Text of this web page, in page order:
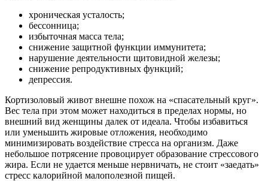
хроническая усталость;
бессонница;
избыточная масса тела;
снижение защитной функции иммунитета;
нарушение деятельности щитовидной железы;
снижение репродуктивных функций;
депрессия.
Кортизоловый живот внешне похож на «спасательный круг».
Вес тела при этом может находиться в пределах нормы, но
внешний вид женщины далек от идеала. Чтобы избавиться
или уменьшить жировые отложения, необходимо
минимизировать воздействие стресса на организм. Даже
небольшое потрясение провоцирует образование стрессового
жира. Если не удается меньше нервничать, не стоит «заедать»
стресс калорийной малополезной пищей.